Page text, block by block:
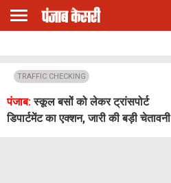
TRAFFIC CHECKING
पंजाब:स्कूल बसों को लेकर ट्रांसपोर्ट
डिपार्टमेंट का एक्शन, जारी की बड़ी चेतावनी